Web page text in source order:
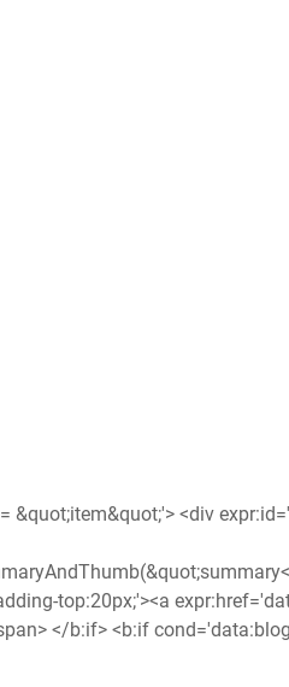
&quot;item&quot;'> <div
top:20px;'><a
</b:if> <b:if